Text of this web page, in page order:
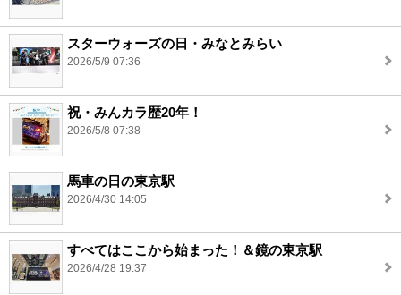
スターウォーズの日・みなとみらい
2026/5/9 07:36
祝・みんカラ歴20年！
2026/5/8 07:38
馬車の日の東京駅
2026/4/30 14:05
すべてはここから始まった！＆鏡の東京駅
2026/4/28 19:37